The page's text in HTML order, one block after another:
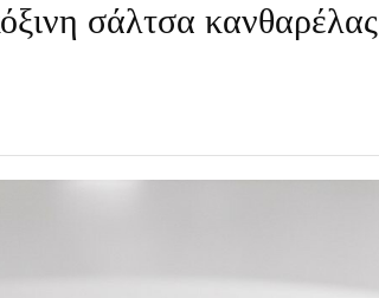
σάλτσα κανθαρέλας